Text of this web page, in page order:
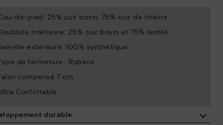
de-pied: 25% cuir bovin, 75% cuir de chèvre
intérieure: 25% cuir bovin et 75% textile
extérieure: 100% synthétique
de fermeture : Rubans
compensé 7 cm
Confortable
durable